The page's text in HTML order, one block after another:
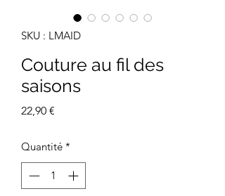
SKU : LMAID
Couture au fil des
saisons
22,90 €
Quantité *